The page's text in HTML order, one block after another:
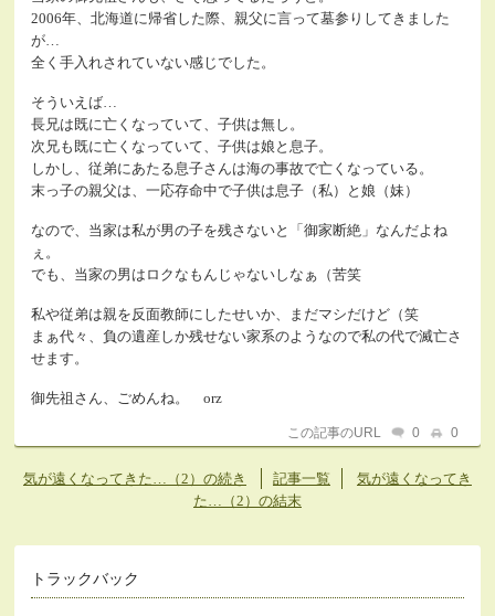
2006年、北海道に帰省した際、親父に言って墓参りしてきました
が…
全く手入れされていない感じでした。
そういえば…
長兄は既に亡くなっていて、子供は無し。
次兄も既に亡くなっていて、子供は娘と息子。
しかし、従弟にあたる息子さんは海の事故で亡くなっている。
末っ子の親父は、一応存命中で子供は息子（私）と娘（妹）
なので、当家は私が男の子を残さないと「御家断絶」なんだよね
ぇ。
でも、当家の男はロクなもんじゃないしなぁ（苦笑
私や従弟は親を反面教師にしたせいか、まだマシだけど（笑
まぁ代々、負の遺産しか残せない家系のようなので私の代で滅亡さ
せます。
御先祖さん、ごめんね。 orz
この記事のURL 0 0
気が遠くなってきた…（2）の続き 記事一覧
気が遠くなってき
た…（2）の結末
トラックバック